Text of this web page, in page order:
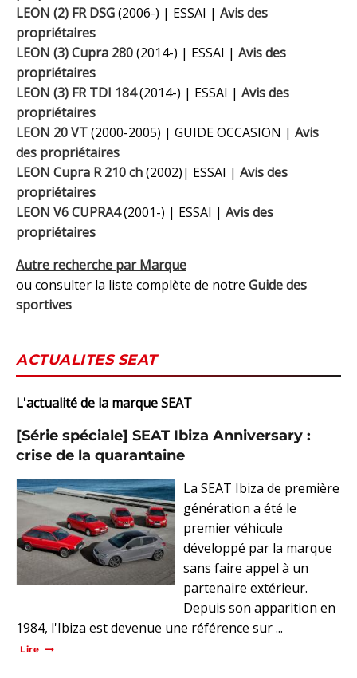
LEON (2) FR DSG(2006-) | ESSAI | Avis des
propriétaires
LEON (3) Cupra 280(2014-) | ESSAI | Avis des
propriétaires
LEON (3) FR TDI 184(2014-) | ESSAI | Avis des
propriétaires
LEON 20 VT(2000-2005) | GUIDE OCCASION | Avis
des propriétaires
LEON Cupra R 210 ch(2002)| ESSAI | Avis des
propriétaires
LEON V6 CUPRA4(2001-) | ESSAI | Avis des
propriétaires
Autre recherche par Marque
ou consulter la liste complète de notre Guide des
sportives
ACTUALITES SEAT
L'actualité de la marque SEAT
[Série spéciale] SEAT Ibiza Anniversary :
crise de la quarantaine
La SEAT Ibiza de première
génération a été le
premier véhicule
développé par la marque
sans faire appel à un
partenaire extérieur.
Depuis son apparition en
1984, l'Ibiza est devenue une référence sur ...
Lire